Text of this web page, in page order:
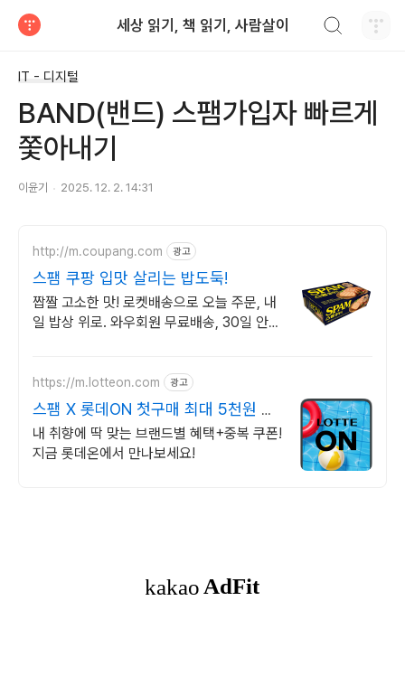
세상 읽기, 책 읽기, 사람살이
IT - 디지털
BAND(밴드) 스팸가입자 빠르게
쫓아내기
이윤기 2025. 12. 2. 14:31
http://m.coupang.com 광고
스팸 쿠팡 입맛 살리는 밥도둑!
짭짤 고소한 맛! 로켓배송으로 오늘 주문, 내
일 밥상 위로. 와우회원 무료배송, 30일 안심
https://m.lotteon.com 광고
스팸 X 롯데ON 첫구매 최대 5천원 혜
택!
내 취향에 딱 맞는 브랜드별 혜택+중복 쿠폰!
지금 롯데온에서 만나보세요!